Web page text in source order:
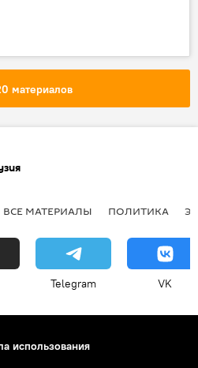
Центр координации чрезвычайных ситуаций и неотложной помощи
материалов
ВСЕ МАТЕРИАЛЫ ПОЛИТИКА
Telegram VK
использования